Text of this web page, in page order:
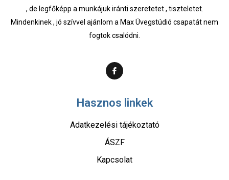
, de legfőképp a munkájuk iránti szeretetet , tiszteletet.
Mindenkinek , jó szívvel ajánlom a Max Üvegstúdió csapatát nem
fogtok csalódni.
Hasznos linkek
Adatkezelési tájékoztató
ÁSZF
Kapcsolat